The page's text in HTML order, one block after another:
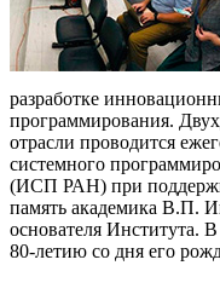
разработке
программирования.
отрасли проводится
системного
(ИСП РАН) при
память академика В.П.
основателя Института.
80-летию со дня его